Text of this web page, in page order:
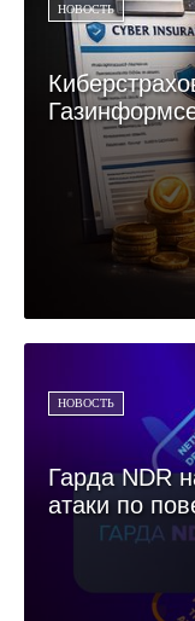
НОВОСТЬ
НОВОСТЬ
Гарда NDR
атаки по